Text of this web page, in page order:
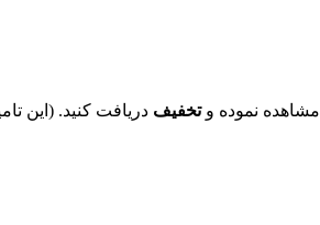
مشاهده نموده وتخفیف دریافت کنید. (این